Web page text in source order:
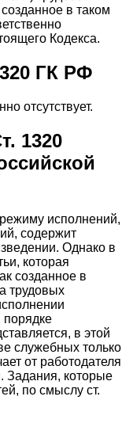
в таком
Кодекса.
ГК РФ
отсутствует.
1320
исполнений,
содержит
Однако в
которая
созданное в
трудовых
порядке
в этой
служебных только
от работодателя
Задания, которые
по смыслу ст.